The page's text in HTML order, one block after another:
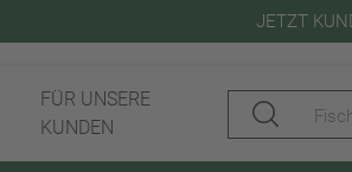
JETZT
FÜR UNSERE
KUNDEN